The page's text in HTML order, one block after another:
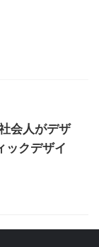
会人がデザ
ックデザイ